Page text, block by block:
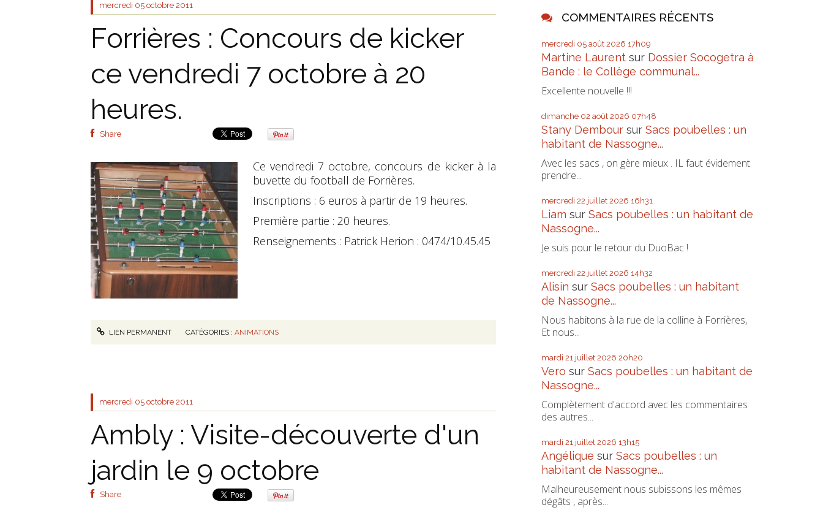
mercredi 05 octobre 2011
Forrières : Concours de kicker
ce vendredi 7 octobre à 20
heures.
Share
Ce vendredi 7 octobre, concours de kicker à la
buvette du football de Forrières.
Inscriptions : 6 euros à partir de 19 heures.
Première partie : 20 heures.
Renseignements : Patrick Herion : 0474/10.45.45
LIEN PERMANENT CATÉGORIES :ANIMATIONS
mercredi 05 octobre 2011
Ambly : Visite-découverte d'un
jardin le 9 octobre
Share
COMMENTAIRES RÉCENTS
mercredi 05 août 2026 17h09
Martine Laurent sur Dossier Socogetra à
Bande : le Collège communal...
Excellente nouvelle !!!
dimanche 02 août 2026 07h48
Stany Dembour surSacs poubelles : un
habitant de Nassogne...
Avec les sacs , on gère mieux . IL faut évidement
prendre...
mercredi 22 juillet 2026 16h31
Liam surSacs poubelles : un habitant de
Nassogne...
Je suis pour le retour du DuoBac !
mercredi 22 juillet 2026 14h32
Alisin surSacs poubelles : un habitant
de Nassogne...
Nous habitons à la rue de la colline à Forrières,
Et nous...
mardi 21 juillet 2026 20h20
Vero surSacs poubelles : un habitant de
Nassogne...
Complètement d'accord avec les commentaires
des autres...
mardi 21 juillet 2026 13h15
Angélique surSacs poubelles : un
habitant de Nassogne...
Malheureusement nous subissons les mêmes
dégâts , après...